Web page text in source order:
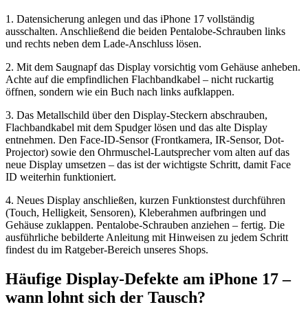
1. Datensicherung anlegen und das iPhone 17 vollständig
ausschalten. Anschließend die beiden Pentalobe-Schrauben links
und rechts neben dem Lade-Anschluss lösen.
2. Mit dem Saugnapf das Display vorsichtig vom Gehäuse anheben.
Achte auf die empfindlichen Flachbandkabel – nicht ruckartig
öffnen, sondern wie ein Buch nach links aufklappen.
3. Das Metallschild über den Display-Steckern abschrauben,
Flachbandkabel mit dem Spudger lösen und das alte Display
entnehmen. Den Face-ID-Sensor (Frontkamera, IR-Sensor, Dot-
Projector) sowie den Ohrmuschel-Lautsprecher vom alten auf das
neue Display umsetzen – das ist der wichtigste Schritt, damit Face
ID weiterhin funktioniert.
4. Neues Display anschließen, kurzen Funktionstest durchführen
(Touch, Helligkeit, Sensoren), Kleberahmen aufbringen und
Gehäuse zuklappen. Pentalobe-Schrauben anziehen – fertig. Die
ausführliche bebilderte Anleitung mit Hinweisen zu jedem Schritt
findest du im Ratgeber-Bereich unseres Shops.
Häufige Display-Defekte am iPhone 17 –
wann lohnt sich der Tausch?